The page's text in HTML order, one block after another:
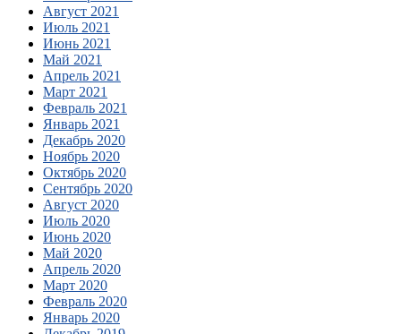
Август 2021
Июль 2021
Июнь 2021
Май 2021
Апрель 2021
Март 2021
Февраль 2021
Январь 2021
Декабрь 2020
Ноябрь 2020
Октябрь 2020
Сентябрь 2020
Август 2020
Июль 2020
Июнь 2020
Май 2020
Апрель 2020
Март 2020
Февраль 2020
Январь 2020